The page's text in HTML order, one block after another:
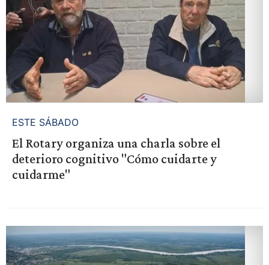
ESTE SÁBADO
El Rotary organiza una charla sobre el
deterioro cognitivo "Cómo cuidarte y
cuidarme"